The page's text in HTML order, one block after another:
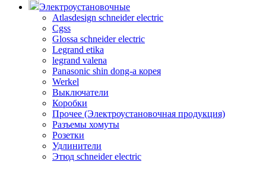
Электроустановочные
Atlasdesign schneider electric
Cgss
Glossa schneider electric
Legrand etika
legrand valena
Panasonic shin dong-a корея
Werkel
Выключатели
Коробки
Прочее (Электроустановочная продукция)
Разъемы хомуты
Розетки
Удлинители
Этюд schneider electric